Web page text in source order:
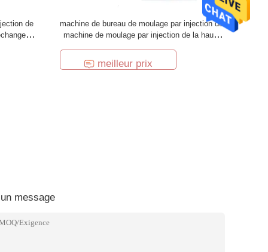
de
machine de bureau de moulage par injection de
machine de moulage par injection de la haute
meilleur prix
message